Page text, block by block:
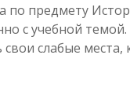
по предмету
с учебной
слабые места,